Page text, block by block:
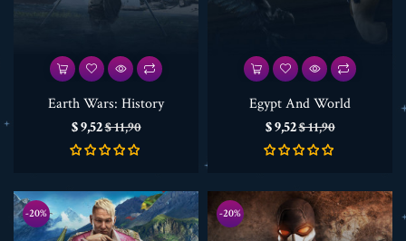
Earth Wars: History
Prijs
$ 9,52Normale
prijs
$ 11,90
Egypt And World
Prijs
$ 9,52Normale
prijs
$ 11,90
-20% -20%